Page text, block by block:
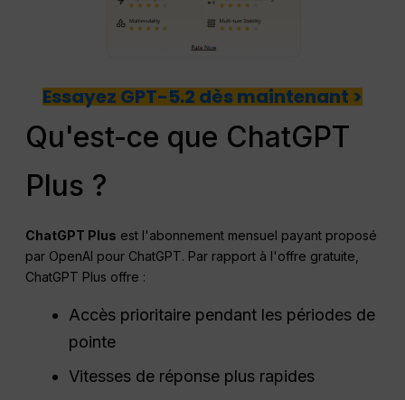
Essayez GPT-5.2 dès maintenant >
Qu'est-ce que ChatGPT
Plus ?
ChatGPT Plus est l'abonnement mensuel payant proposé
par OpenAI pour ChatGPT. Par rapport à l'offre gratuite,
ChatGPT Plus offre :
Accès prioritaire pendant les périodes de
pointe
Vitesses de réponse plus rapides